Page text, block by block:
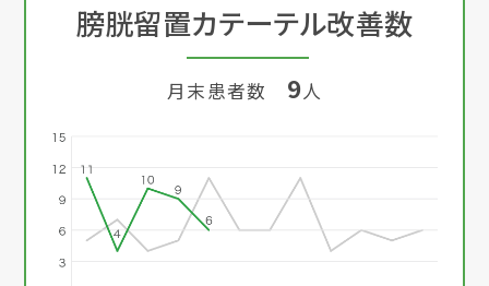
膀胱留置カテーテル改善数
月末患者数 9人